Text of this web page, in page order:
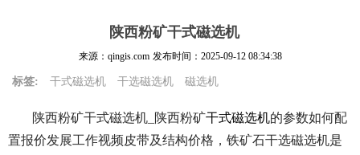
陕西粉矿干式磁选机
来源：qingis.com 发布时间： 2025-09-12 08:34:38
标签: 干式磁选机 干选磁选机 磁选机
陕西粉矿干式磁选机_陕西粉矿干式磁选机的参数如何配
置报价发展工作视频皮带及结构价格，铁矿石干选磁选机是